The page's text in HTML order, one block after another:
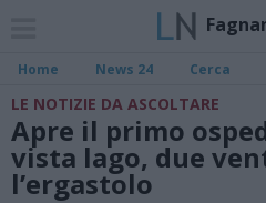
Home News 24 Cerca
LE NOTIZIE DA ASCOLTARE
Apre il primo
vista lago, due
l’ergastolo